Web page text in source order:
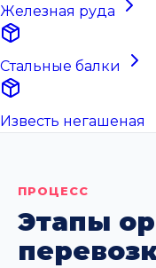
Железная руда
Стальные балки
Известь негашеная
ПРОЦЕСС
Этапы